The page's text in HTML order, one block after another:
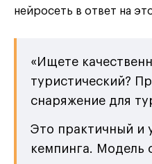
нейросеть в ответ на
«Ищете
туристический?
снаряжение для
Это практичный и
кемпинга. Модель